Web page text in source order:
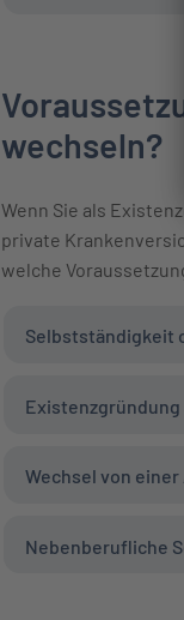
wechseln?
Wenn Sie als
private
welche
Selbstständigkeit
Wechsel von
Nebenberufliche